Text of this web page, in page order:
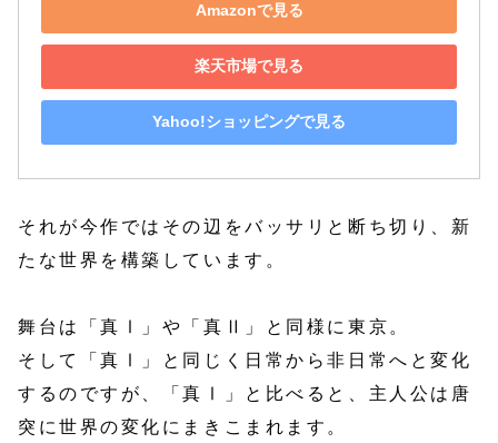
Amazonで見る
楽天市場で見る
Yahoo!ショッピングで見る
それが今作ではその辺をバッサリと断ち切り、新
たな世界を構築しています。
舞台は「真Ⅰ」や「真Ⅱ」と同様に東京。
そして「真Ⅰ」と同じく日常から非日常へと変化
するのですが、「真Ⅰ」と比べると、主人公は唐
突に世界の変化にまきこまれます。